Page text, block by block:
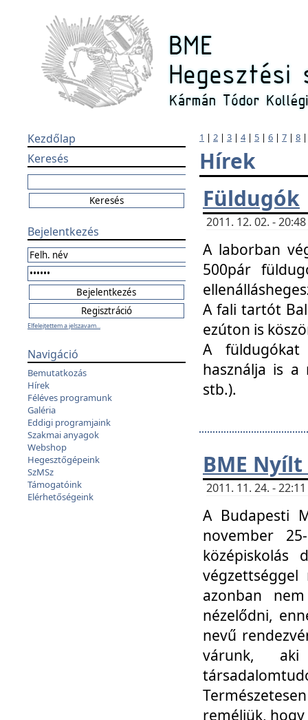
Kezdőlap
Keresés
Bejelentkezés
Elfelejtettem a jelszavam...
Navigáció
Bemutatkozás
Hírek
Féléves programunk
Galéria
Eddigi programjaink
Szakmai anyagok
Webshop
Hegesztőgépeink
SzMSz
Támogatóink
Elérhetőségeink
1 | 2 | 3 | 4| 5 | 6 | 7 | 8
Hírek
Füldugók
2011. 12. 02. -
A laborban
500pár
A fali tartót
ezúton is
A füldugókat
használja is a
stb.).
BME
2011. 11. 24. -
A Budapesti
november
középiskolás
azonban
nézelődni,
nevű
várunk, aki
reméljük,